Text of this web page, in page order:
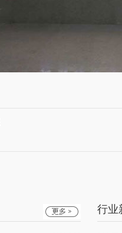
行业